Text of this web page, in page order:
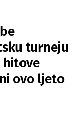
turneju
hitove
ovo ljeto